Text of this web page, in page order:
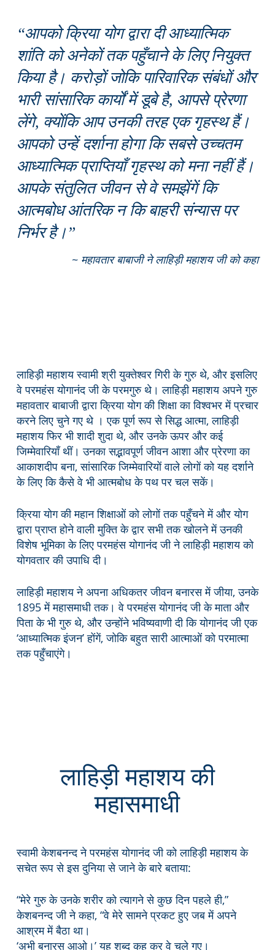
“आपको क्रिया योग द्वारा दी आध्यात्मिक
शांति को अनेकों तक पहुँचाने के लिए नियुक्त
किया है। करोड़ों जोकि पारिवारिक संबंधों और
भारी सांसारिक कार्यों में डूबे है, आपसे प्रेरणा
लेंगे, क्योंकि आप उनकी तरह एक गृहस्थ हैं।
आपको उन्हें दर्शाना होगा कि सबसे उच्चतम
आध्यात्मिक प्राप्तियाँ गृहस्थ को मना नहीं हैं।
आपके संतुलित जीवन से वे समझेंगें कि
आत्मबोध आंतरिक न कि बाहरी संन्यास पर
निर्भर है।”
~ महावतार बाबाजी ने लाहिड़ी महाशय जी को कहा
लाहिड़ी महाशय स्वामी श्री युक्तेश्वर गिरी के गुरु थे, और इसलिए
वे परमहंस योगानंद जी के परमगुरु थे। लाहिड़ी महाशय अपने गुरु
महावतार बाबाजी द्वारा क्रिया योग की शिक्षा का विश्वभर में प्रचार
करने लिए चुने गए थे । एक पूर्ण रूप से सिद्ध आत्मा, लाहिड़ी
महाशय फिर भी शादी शुदा थे, और उनके ऊपर और कई
जिम्मेवारियाँ थीं। उनका सद्भावपूर्ण जीवन आशा और प्रेरणा का
आकाशदीप बना, सांसारिक जिम्मेवारियों वाले लोगों को यह दर्शाने
के लिए कि कैसे वे भी आत्मबोध के पथ पर चल सकें।
क्रिया योग की महान शिक्षाओं को लोगों तक पहुँचने में और योग
द्वारा प्राप्त होने वाली मुक्ति के द्वार सभी तक खोलने में उनकी
विशेष भूमिका के लिए परमहंस योगानंद जी ने लाहिड़ी महाशय को
योगवतार की उपाधि दी।
लाहिड़ी महाशय ने अपना अधिकतर जीवन बनारस में जीया, उनके
1895 में महासमाधी तक। वे परमहंस योगानंद जी के माता और
पिता के भी गुरु थे, और उन्होंने भविष्यवाणी दी कि योगानंद जी एक
‘आध्यात्मिक इंजन’ होंगें, जोकि बहुत सारी आत्माओं को परमात्मा
तक पहुँचाएंगे।
लाहिड़ी महाशय की
महासमाधी
स्वामी केशबनन्द ने परमहंस योगानंद जी को लाहिड़ी महाशय के
सचेत रूप से इस दुनिया से जाने के बारे बताया:
“मेरे गुरु के उनके शरीर को त्यागने से कुछ दिन पहले ही,”
केशबनन्द जी ने कहा, “वे मेरे सामने प्रकट हुए जब में अपने
आश्रम में बैठा था।
‘अभी बनारस आओ।’ यह शब्द कह कर वे चले गए।